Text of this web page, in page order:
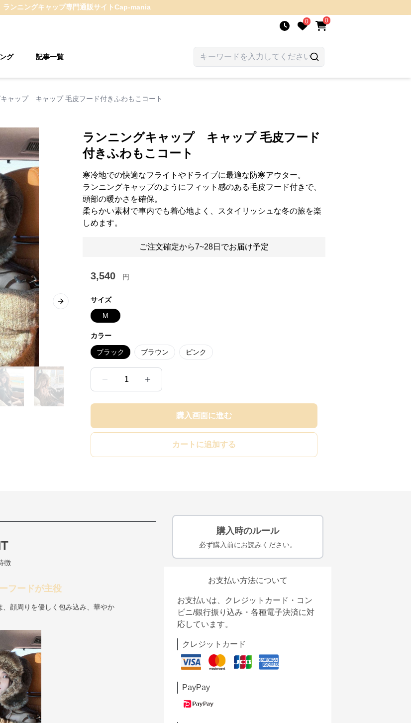
ランニングキャップ専門通販サイトCap-mania
0 0
グ 記事一覧
ャップ キャップ 毛皮フード付きふわもこコート
Next slide
ランニングキャップ キャップ 毛皮フード
付きふわもこコート
寒冷地での快適なフライトやドライブに最適な防寒アウター。
ランニングキャップのようにフィット感のある毛皮フード付きで、
頭部の暖かさを確保。
柔らかい素材で車内でも着心地よく、スタイリッシュな冬の旅を楽
しめます。
ご注文確定から7~28日でお届け予定
3,540 円
サイズ
M
カラー
ブラック ブラウン ピンク
1
購入画面に進む
カートに追加する
徴
フードが主役
顔周りを優しく包み込み、華やか
購入時のルール
必ず購入前にお読みください。
お支払い方法について
お支払いは、クレジットカード・コン
ビニ/銀行振り込み・各種電子決済に対
応しています。
クレジットカード
PayPay